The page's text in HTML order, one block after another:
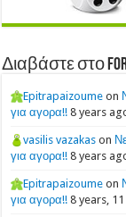
Διαβάστε στο
Epitrapaizoume on
για αγορα!! 8 years
vasilis vazakas on
για αγορα!! 8 years
Epitrapaizoume on
για αγορα!! 8 years,